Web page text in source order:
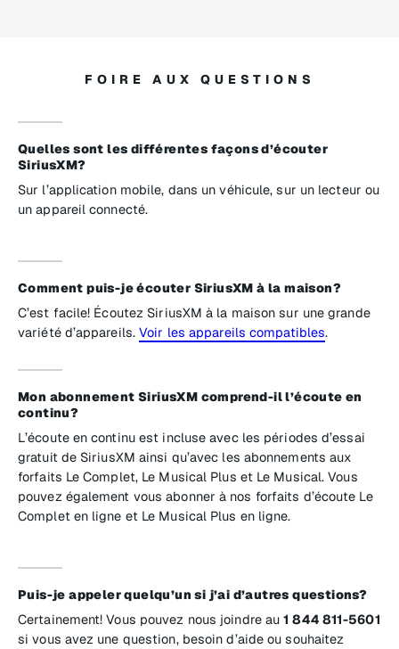
FOIRE AUX QUESTIONS
Quelles sont les différentes façons d’écouter
SiriusXM?
Sur l’application mobile, dans un véhicule, sur un lecteur ou
un appareil connecté.
Comment puis-je écouter SiriusXM à la maison?
C’est facile! Écoutez SiriusXM à la maison sur une grande
variété d’appareils.Voir les appareils compatibles.
Mon abonnement SiriusXM comprend-il l’écoute en
continu?
L’écoute en continu est incluse avec les périodes d’essai
gratuit de SiriusXM ainsi qu’avec les abonnements aux
forfaits Le Complet, Le Musical Plus et Le Musical. Vous
pouvez également vous abonner à nos forfaits d’écoute Le
Complet en ligne et Le Musical Plus en ligne.
Puis-je appeler quelqu’un si j’ai d’autres questions?
Certainement! Vous pouvez nous joindre au1 844 811-5601
si vous avez une question, besoin d’aide ou souhaitez